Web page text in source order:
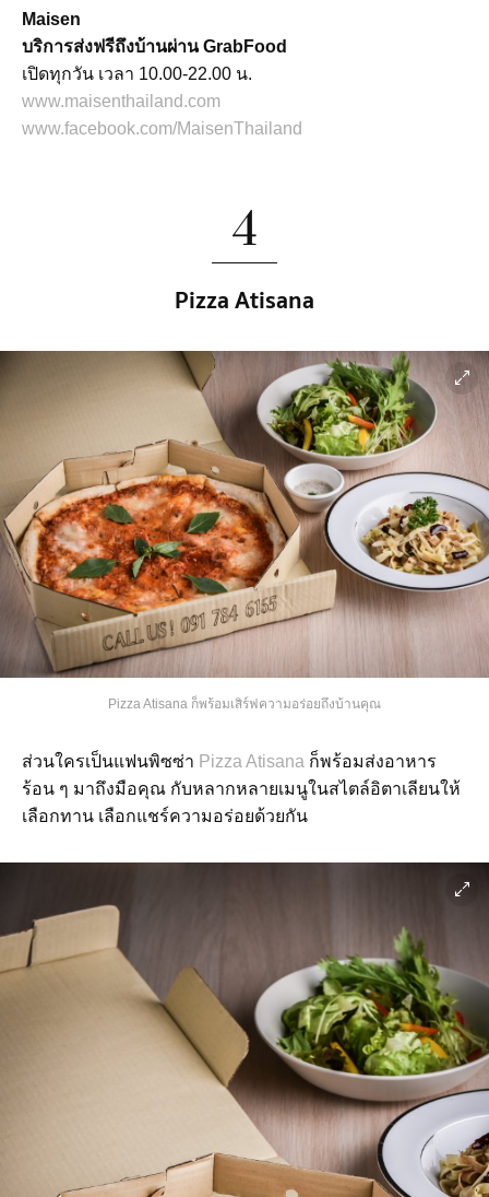
Maisen
บริการส่งฟรีถึงบ้านผ่าน GrabFood
เปิดทุกวัน เวลา 10.00-22.00 น.
www.maisenthailand.com
www.facebook.com/MaisenThailand
4
Pizza Atisana
Pizza Atisana ก็พร้อมเสิร์ฟความอร่อยถึงบ้านคุณ
ส่วนใครเป็นแฟนพิซซ่า Pizza Atisana ก็พร้อมส่งอาหาร
ร้อน ๆ มาถึงมือคุณ กับหลากหลายเมนูในสไตล์อิตาเลียนให้
เลือกทาน เลือกแชร์ความอร่อยด้วยกัน